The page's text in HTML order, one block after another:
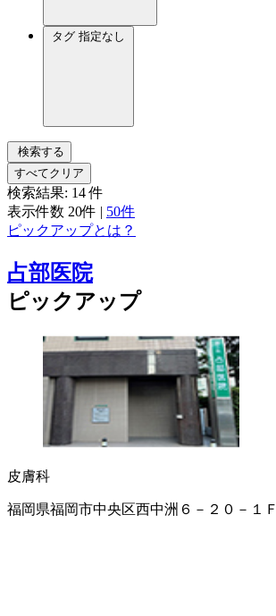
タグ 指定なし
検索する
すべてクリア
検索結果: 14 件
表示件数 20件 | 50件
ピックアップとは？
占部医院
ピックアップ
皮膚科
福岡県福岡市中央区西中洲６－２０－１Ｆ